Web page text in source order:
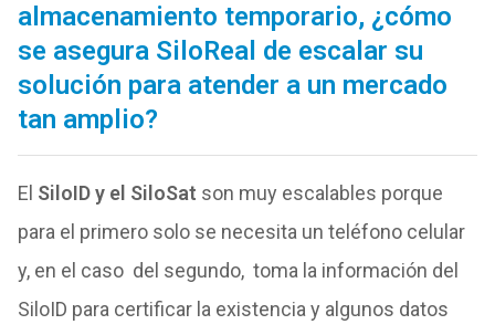
almacenamiento temporario, ¿cómo
se asegura SiloReal de escalar su
solución para atender a un mercado
tan amplio?
El SiloID y el SiloSat son muy escalables porque
para el primero solo se necesita un teléfono celular
y, en el caso del segundo, toma la información del
SiloID para certificar la existencia y algunos datos